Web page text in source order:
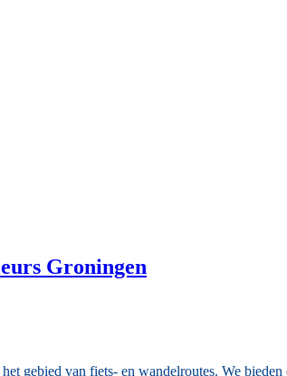
Groningen
gebied van fiets- en wandelroutes. We